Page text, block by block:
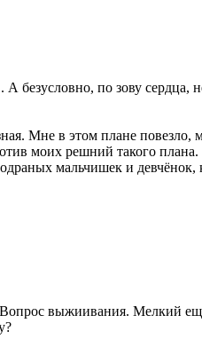
безусловно, по зову
Мне в этом плане
моих решний такого
мальчишек и девчёнок,
выжиивания. Мелкий